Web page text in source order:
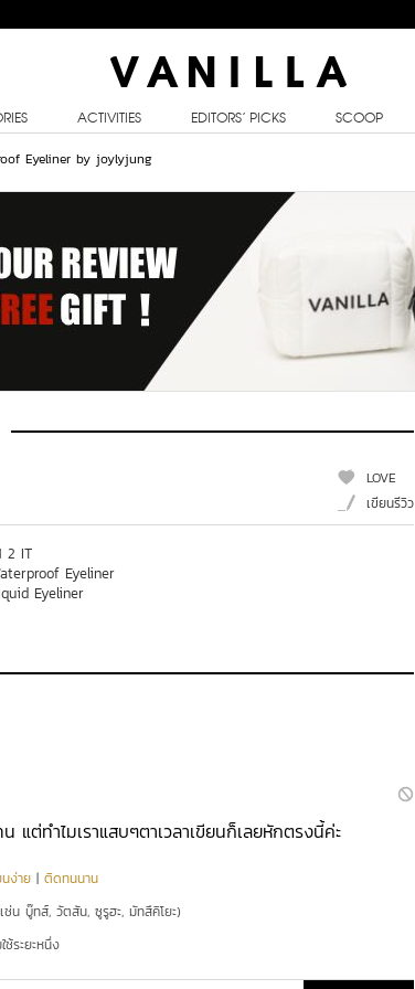
ACTIVITIES EDITORS’ PICKS SCOOP
Eyeliner by joylyjung
LOVE
เขียนรีวิว
2 IT
Eyeliner
Eyeliner
แต่ทำไมเราแสบๆตาเวลาเขียนก็เลยหักตรงนี้ค่ะ
ง่าย | ติดทนนาน
ช่น บู๊ทส์, วัตสัน, ซูรูฮะ, มัทสึคิโยะ)
ช้ระยะหนึ่ง